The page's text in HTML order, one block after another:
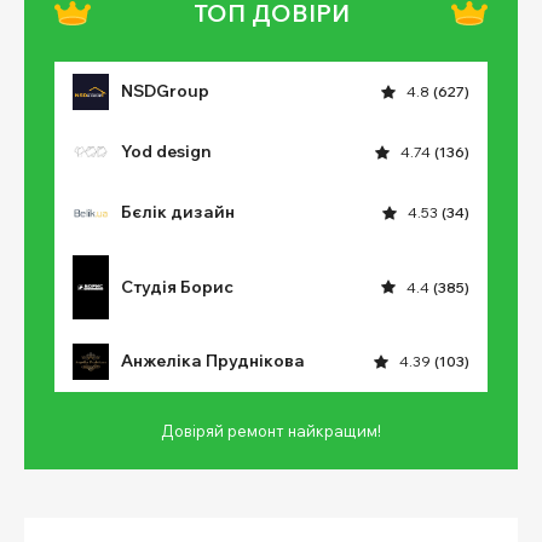
ТОП ДОВІРИ
NSDGroup 4.8 (627)
Yod design 4.74 (136)
Бєлік дизайн 4.53 (34)
Студія Борис 4.4 (385)
Анжеліка Пруднікова 4.39 (103)
Довіряй ремонт найкращим!